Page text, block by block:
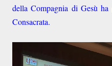
della Compagnia di Gesù
Consacrata.